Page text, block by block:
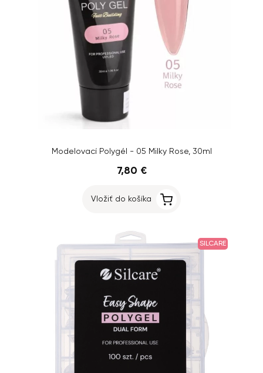
Modelovací Polygél - 05 Milky Rose, 30ml
7,80 €
Vložiť do košíka
SILCARE